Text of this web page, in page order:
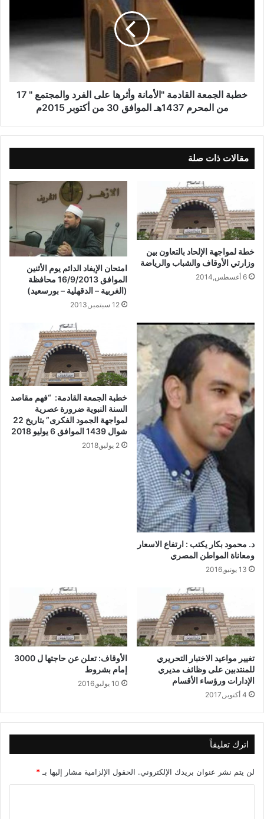
خطبة الجمعة القادمة "الأمانة وأثرها على الفرد والمجتمع " 17
من المحرم 1437هـ الموافق 30 من أكتوبر 2015م
مقالات ذات صلة
خطة لمواجهة الإلحاد بالتعاون بين
وزارتي الأوقاف والشباب والرياضة
6 أغسطس,2014
امتحان الإيفاد الدائم يوم الأثنين
الموافق 16/9/2013 محافظة
(الغربية – الدقهلية – بورسعيد)
12 سبتمبر,2013
د. محمود بكار يكتب : ارتفاع الاسعار
ومعاناة المواطن المصري
13 يونيو,2016
خطبة الجمعة القادمة: “فهم مقاصد
السنة النبوية ضرورة عصرية
لمواجهة الجمود الفكرى” بتاريخ 22
شوال 1439 الموافق 6 يوليو 2018
2 يوليو,2018
تغيير مواعيد الاختبار التحريري
للمنتدبين على وظائف مديري
الإدارات ورؤساء الأقسام
4 أكتوبر,2017
الأوقاف: تعلن عن حاجتها ل 3000
إمام بشروط
10 يوليو,2016
اترك تعليقاً
لن يتم نشر عنوان بريدك الإلكتروني. الحقول الإلزامية مشار إليها بـ*